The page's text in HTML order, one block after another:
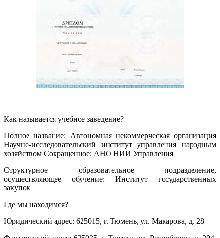
Как называется учебное заведение?
Полное название: Автономная некоммерческая организация
Научно-исследовательский институт управления народным
хозяйством Сокращенное: АНО НИИ Управления
Структурное образовательное подразделение,
осуществляющее обучение: Институт государственных
закупок
Где мы находимся?
Юридический адрес: 625015, г. Тюмень, ул. Макарова, д. 28